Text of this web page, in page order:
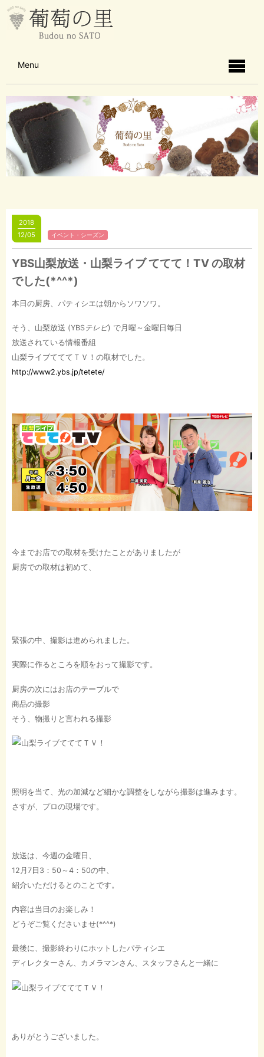
Menu
2018
12/05
イベント・シーズン
YBS山梨放送・山梨ライブ ててて！TV の取材
でした(*^^*)
本日の厨房、パティシエは朝からソワソワ。
そう、山梨放送 (YBSテレビ) で月曜～金曜日毎日
放送されている情報番組
山梨ライブてててＴＶ！の取材でした。
http://www2.ybs.jp/tetete/
今までお店での取材を受けたことがありましたが
厨房での取材は初めて、
緊張の中、撮影は進められました。
実際に作るところを順をおって撮影です。
厨房の次にはお店のテーブルで
商品の撮影
そう、物撮りと言われる撮影
照明を当て、光の加減など細かな調整をしながら撮影は進みます。
さすが、プロの現場です。
放送は、今週の金曜日、
12月7日3：50～4：50の中、
紹介いただけるとのことです。
内容は当日のお楽しみ！
どうぞご覧くださいませ(*^^*)
最後に、撮影終わりにホットしたパティシエ
ディレクターさん、カメラマンさん、スタッフさんと一緒に
ありがとうございました。